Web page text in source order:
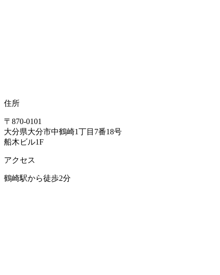
住所
〒870-0101
大分県大分市中鶴崎1丁目7番18号
船木ビル1F
アクセス
鶴崎駅から徒歩2分